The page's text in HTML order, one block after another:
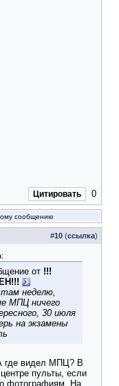
Цитировать 0
сообщению
#10 (ссылка)
от !!!
неделю,
МПЦ ничего
30 июля
на экзамены
где видел МПЦ? В
пульты, если
фотографиям, На